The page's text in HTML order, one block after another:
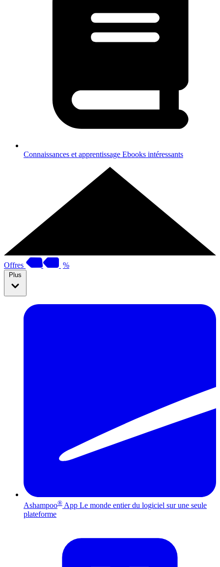
Connaissances et apprentissage Ebooks intéressants
Offres %
Plus
Ashampoo® App Le monde entier du logiciel sur une seule
plateforme